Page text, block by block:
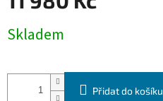
cena:
Skladem
Přidat do košíku